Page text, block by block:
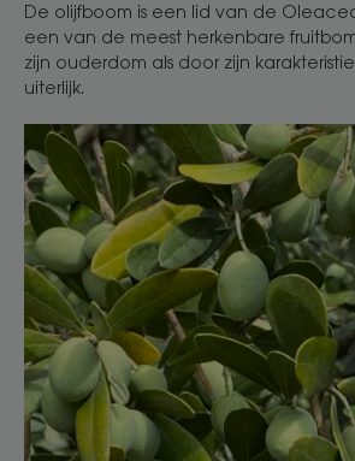
De olijfboom is een lid van de
een van de meest herkenbare
zijn ouderdom als door zijn
uiterlijk.